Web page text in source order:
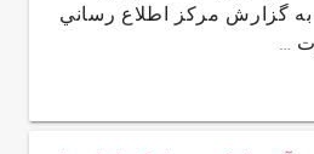
گزارش مركز اطلاع رساني
…